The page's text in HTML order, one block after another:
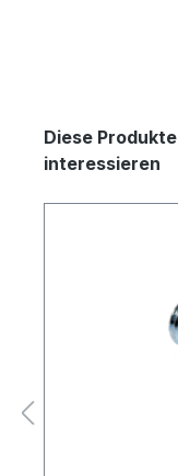
Produktgalerie
Diese
interessieren